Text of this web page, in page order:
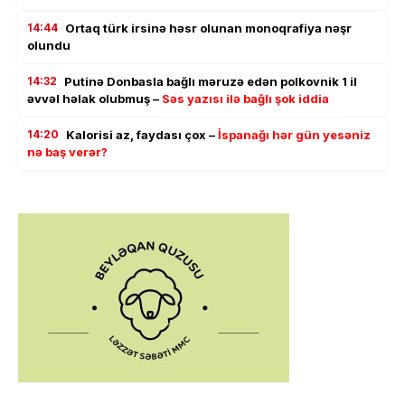
14:44 Ortaq türk irsinə həsr olunan monoqrafiya nəşr
olundu
14:32
Putinə Donbasla bağlı məruzə edən polkovnik 1 il
əvvəl həlak olubmuş – Səs yazısı ilə bağlı şok iddia
14:20 Kalorisi az, faydası çox –İspanağı hər gün yesəniz
nə baş verər?